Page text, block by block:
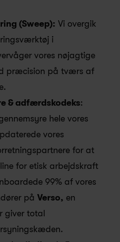
(Sweep): Vi overgik
i
vores nøjagtige
præcision på tværs af
& adfærdskodeks:
hele vores
vores
for at
for etisk arbejdskraft
99% af vores
på Verso, en
giver total